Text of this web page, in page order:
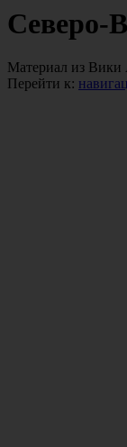
Северо-
Материал из Вики
Перейти к: